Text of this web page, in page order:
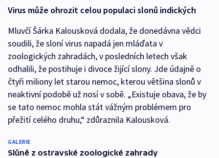
Virus může ohrozit celou populaci slonů indických
Mluvčí Šárka Kalousková dodala, že donedávna vědci
soudili, že sloní virus napadá jen mláďata v
zoologických zahradách, v posledních letech však
odhalili, že postihuje i divoce žijící slony. Jde údajně o
čtyři miliony let starou nemoc, kterou většina slonů v
neaktivní podobě už nosí v sobě. „Existuje obava, že by
se tato nemoc mohla stát vážným problémem pro
přežití celého druhu,“ zdůraznila Kalousková.
GALERIE
Slůně z ostravské zoologické zahrady